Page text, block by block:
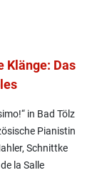
Klänge: Das
in Bad Tölz
Pianistin
Schnittke
la Salle